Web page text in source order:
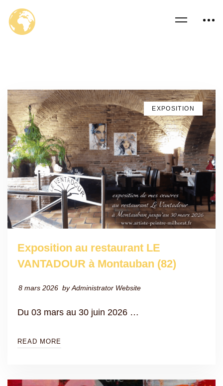
EXPOSITION
Exposition au restaurant LE
VANTADOUR à Montauban (82)
8 mars 2026 byAdministrator Website
Du 03 mars au 30 juin 2026 …
READ MORE